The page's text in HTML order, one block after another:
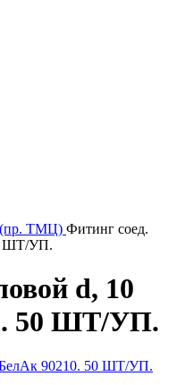
(пр. ТМЦ) Фитинг соед.
ШТ/УП.
d, 10
50 ШТ/УП.